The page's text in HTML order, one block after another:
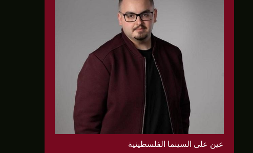
عين على السينما الفلسطينية